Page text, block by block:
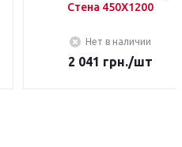
Стена 450Х1200
Нет в наличии
2 041 грн./шт